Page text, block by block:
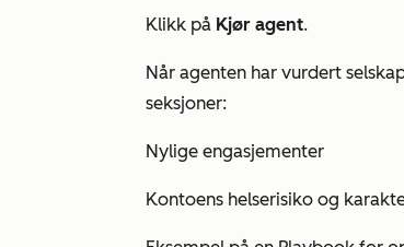
Klikk på Kjør agent.
Når agenten har vurdert
seksjoner:
Nylige engasjementer
Kontoens helserisiko og